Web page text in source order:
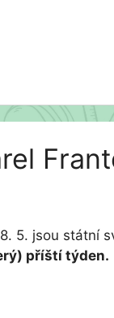
5. jsou státní
příští týden.